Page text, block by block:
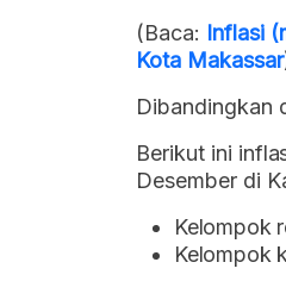
(Baca: Inflasi
Kota Makassar
Dibandingkan
Berikut ini
Desember di
Kelompok
Kelompok